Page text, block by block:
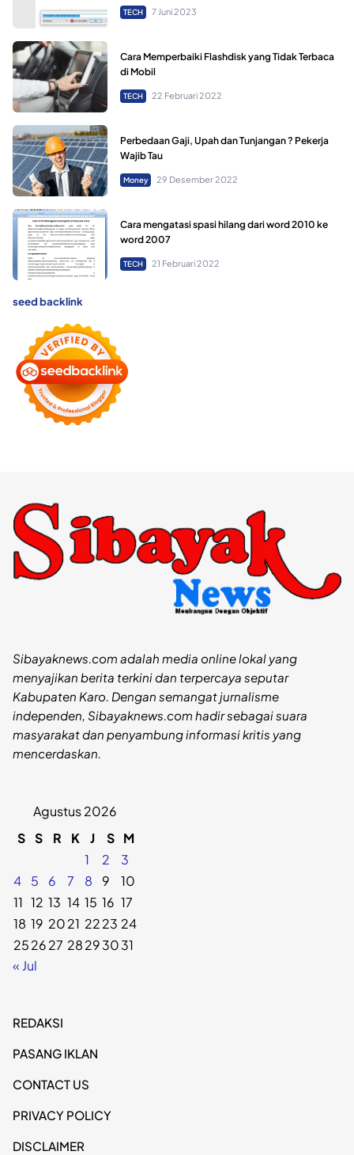
TECH 7 Juni 2023
Cara Memperbaiki Flashdisk yang Tidak Terbaca
di Mobil
TECH 22 Februari 2022
Perbedaan Gaji, Upah dan Tunjangan ? Pekerja
Wajib Tau
Money 29 Desember 2022
Cara mengatasi spasi hilang dari word 2010 ke
word 2007
TECH 21 Februari 2022
seed backlink
Sibayaknews.com adalah media online lokal yang
menyajikan berita terkini dan terpercaya seputar
Kabupaten Karo. Dengan semangat jurnalisme
independen, Sibayaknews.com hadir sebagai suara
masyarakat dan penyambung informasi kritis yang
mencerdaskan.
Agustus 2026
S S R K J S M
1
2
3
4
5 6 7 8 9
10
11 12 13 14 15 16 17
18 19 2021 2223 24
252627 28293031
« Jul
REDAKSI
PASANG IKLAN
CONTACT US
PRIVACY POLICY
DISCLAIMER